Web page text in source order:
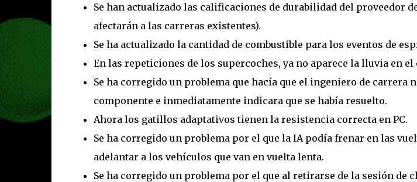
Se han actualizado las calificaciones de durabilidad del proveedor
afectarán a las carreras existentes).
Se ha actualizado la cantidad de combustible para los eventos de
En las repeticiones de los supercoches, ya no aparece la lluvia en el
Se ha corregido un problema que hacía que el ingeniero de carrera
componente e inmediatamente indicara que se había resuelto.
Ahora los gatillos adaptativos tienen la resistencia correcta en PC.
Se ha corregido un problema por el que la IA podía frenar en las
adelantar a los vehículos que van en vuelta lenta.
Se ha corregido un problema por el que al retirarse de la sesión de